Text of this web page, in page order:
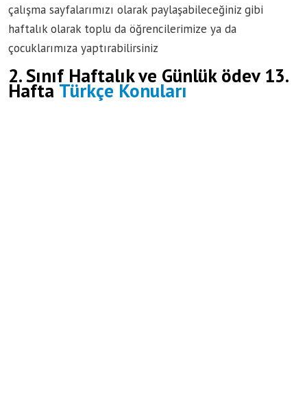
çalışma sayfalarımızı olarak paylaşabileceğiniz gibi
haftalık olarak toplu da öğrencilerimize ya da
çocuklarımıza yaptırabilirsiniz
2. Sınıf Haftalık ve Günlük ödev 13.
HaftaTürkçe Konuları